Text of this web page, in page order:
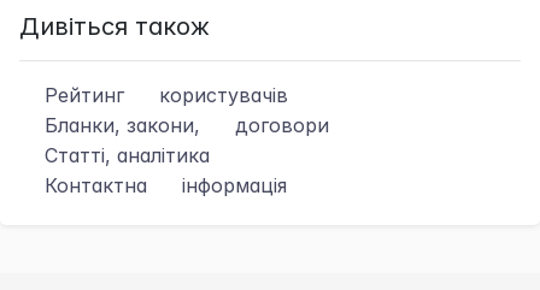
Дивіться також
Рейтинг
користувачів
Бланки, закони,
договори
Статті, аналітика
Контактна
інформація